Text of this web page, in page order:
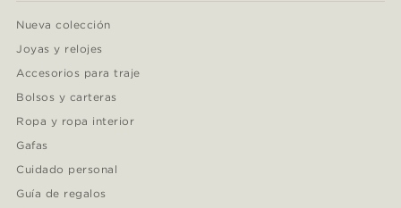
Nueva colección
Joyas y relojes
Accesorios para traje
Bolsos y carteras
Ropa y ropa interior
Gafas
Cuidado personal
Guía de regalos